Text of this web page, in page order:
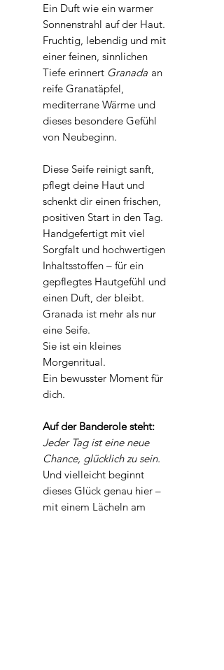
Ein Duft wie ein warmer
Sonnenstrahl auf der Haut.
Fruchtig, lebendig und mit
einer feinen, sinnlichen
Tiefe erinnert Granada an
reife Granatäpfel,
mediterrane Wärme und
dieses besondere Gefühl
von Neubeginn.
Diese Seife reinigt sanft,
pflegt deine Haut und
schenkt dir einen frischen,
positiven Start in den Tag.
Handgefertigt mit viel
Sorgfalt und hochwertigen
Inhaltsstoffen – für ein
gepflegtes Hautgefühl und
einen Duft, der bleibt.
Granada ist mehr als nur
eine Seife.
Sie ist ein kleines
Morgenritual.
Ein bewusster Moment für
dich.
Auf der Banderole steht:
Jeder Tag ist eine neue
Chance, glücklich zu sein.
Und vielleicht beginnt
dieses Glück genau hier –
mit einem Lächeln am